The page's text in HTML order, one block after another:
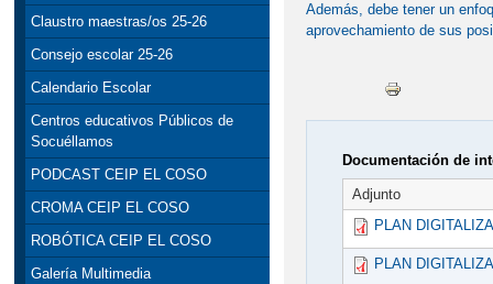
Claustro maestras/os 25-26
Consejo escolar 25-26
Calendario Escolar
Centros educativos Públicos de
Socuéllamos
PODCAST CEIP EL COSO
CROMA CEIP EL COSO
ROBÓTICA CEIP EL COSO
Galería Multimedia
Además, debe tener un
aprovechamiento de sus
Documentación de
Adjunto
PLAN
PLAN